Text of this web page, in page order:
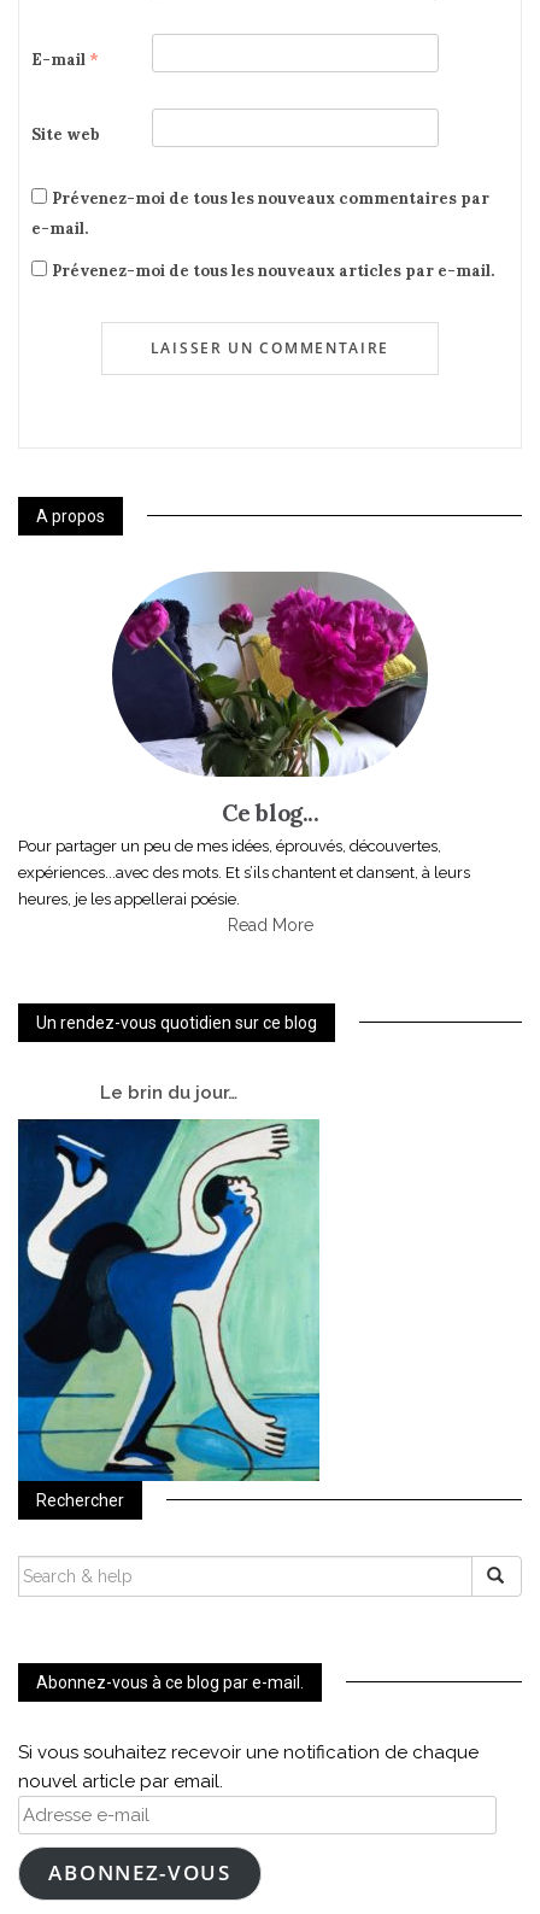
E-mail *
Site web
Prévenez-moi de tous les nouveaux commentaires par
e-mail.
Prévenez-moi de tous les nouveaux articles par e-mail.
A propos
Ce blog...
Pour partager un peu de mes idées, éprouvés, découvertes,
expériences...avec des mots. Et s’ils chantent et dansent, à leurs
heures, je les appellerai poésie.
Read More
Un rendez-vous quotidien sur ce blog
Le brin du jour…
Rechercher
SEARCH
FOR:
Abonnez-vous à ce blog par e-mail.
Si vous souhaitez recevoir une notification de chaque
nouvel article par email.
Adresse
e-
mailABONNEZ-VOUS